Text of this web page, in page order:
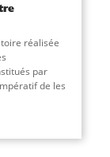
réalisée
par
de les